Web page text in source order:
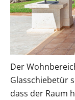
Der
Glasschiebetür
dass der Raum